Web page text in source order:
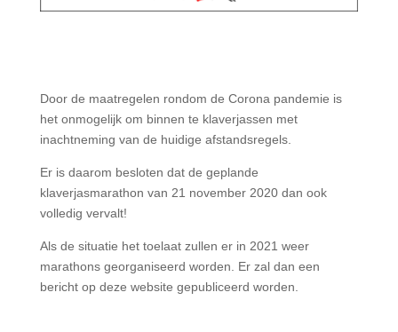
Door de maatregelen rondom de Corona pandemie is
het onmogelijk om binnen te klaverjassen met
inachtneming van de huidige afstandsregels.
Er is daarom besloten dat de geplande
klaverjasmarathon van 21 november 2020 dan ook
volledig vervalt!
Als de situatie het toelaat zullen er in 2021 weer
marathons georganiseerd worden. Er zal dan een
bericht op deze website gepubliceerd worden.